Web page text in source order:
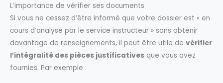
L’importance de vérifier ses documents
Si vous ne cessez d’être informé que votre dossier est « en
cours d’analyse par le service instructeur » sans obtenir
davantage de renseignements, il peut être utile de vérifier
l’intégralité des pièces justificatives que vous avez
fournies. Par exemple :